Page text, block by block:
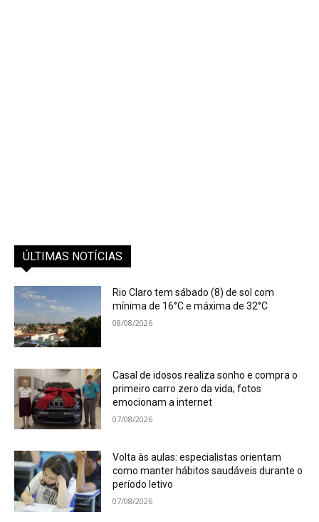
ÚLTIMAS NOTÍCIAS
Rio Claro tem sábado (8) de sol com
mínima de 16°C e máxima de 32°C
08/08/2026
Casal de idosos realiza sonho e compra o
primeiro carro zero da vida; fotos
emocionam a internet
07/08/2026
Volta às aulas: especialistas orientam
como manter hábitos saudáveis durante o
período letivo
07/08/2026